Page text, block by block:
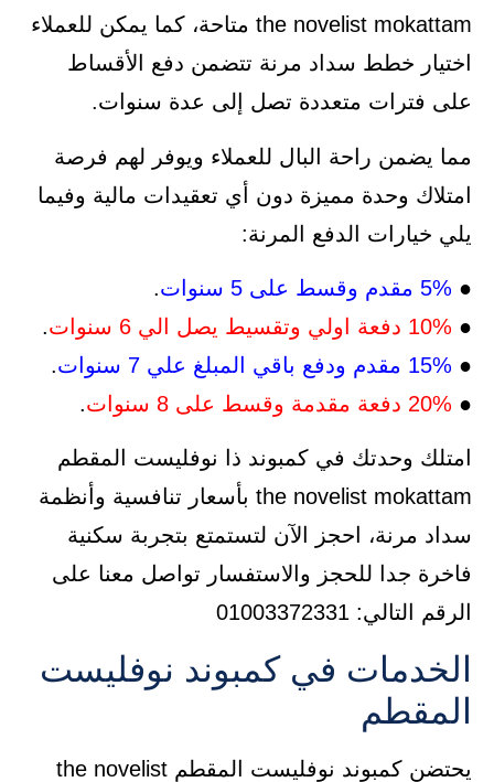
the novelist mokattam متاحة، كما يمكن للعملاء
اختيار خطط سداد مرنة تتضمن دفع الأقساط
على فترات متعددة تصل إلى عدة سنوات.
مما يضمن راحة البال للعملاء ويوفر لهم فرصة
امتلاك وحدة مميزة دون أي تعقيدات مالية وفيما
يلي خيارات الدفع المرنة:
●
.
● 10% دفعة اولي وتقسيط يصل الي 6 سنوات
.
● 15% مقدم ودفع باقي المبلغ علي 7 سنوات
.
● 20% دفعة مقدمة وقسط على 8 سنوات .
امتلك وحدتك في كمبوند ذا نوفليست المقطم
the novelist mokattam بأسعار تنافسية وأنظمة
سداد مرنة، احجز الآن لتستمتع بتجربة سكنية
فاخرة جدا للحجز والاستفسار تواصل معنا على
الرقم التالي: 01003372331
الخدمات في كمبوند نوفليست
المقطم
يحتضن كمبوند نوفليست المقطم the novelist